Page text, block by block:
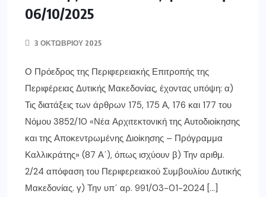
06/10/2025
3 ΟΚΤΩΒΡΊΟΥ 2025
Ο Πρόεδρος της Περιφερειακής Επιτροπής της
Περιφέρειας Δυτικής Μακεδονίας, έχοντας υπόψη: α)
Τις διατάξεις των άρθρων 175, 175 Α, 176 και 177 του
Νόμου 3852/10 «Νέα Αρχιτεκτονική της Αυτοδιοίκησης
και της Αποκεντρωμένης Διοίκησης – Πρόγραμμα
Καλλικράτης» (87 Α΄), όπως ισχύουν β) Την αριθμ.
2/24 απόφαση του Περιφερειακού Συμβουλίου Δυτικής
Μακεδονίας. γ) Την υπ΄ αρ. 991/03-01-2024 […]